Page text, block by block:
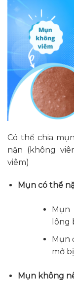
Có thể chia
nặn (không
viêm)
Mụn có thể
Mụn
lông
Mụn
mở
Mụn không